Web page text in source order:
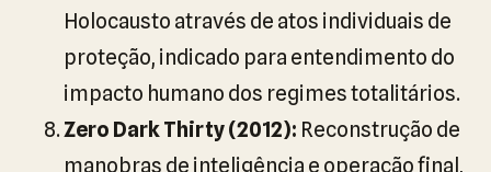
Holocausto através de atos individuais de
proteção, indicado para entendimento do
impacto humano dos regimes totalitários.
Zero Dark Thirty (2012): Reconstrução de
manobras de inteligência e operação final,